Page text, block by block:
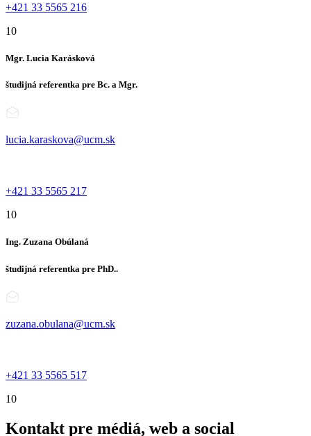
+421 33 5565 216
10
Mgr. Lucia Karásková
študijná referentka pre Bc. a Mgr.
lucia.karaskova@ucm.sk
+421 33 5565 217
10
Ing. Zuzana Obúlaná
študijná referentka pre PhD..
zuzana.obulana@ucm.sk
+421 33 5565 517
10
Kontakt pre médiá, web a social